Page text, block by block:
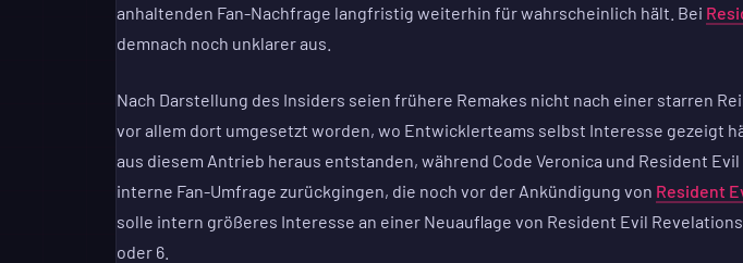
anhaltenden Fan-Nachfrage langfristig weiterhin für wahrscheinlich hält. Bei
demnach noch unklarer aus.
Nach Darstellung des Insiders seien frühere Remakes nicht nach einer starren
vor allem dort umgesetzt worden, wo Entwicklerteams selbst Interesse gezeigt
aus diesem Antrieb heraus entstanden, während Code Veronica und Resident
interne Fan-Umfrage zurückgingen, die noch vor der Ankündigung von Resident
solle intern größeres Interesse an einer Neuauflage von Resident Evil
oder 6.